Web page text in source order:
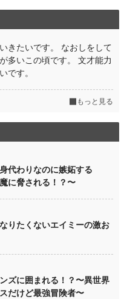
きたいです。 なおしをして
多いこの頃です。 文才能力
です。
もっと見る
代わりなのに嫉妬する
に脅される！？〜
りたくないエイミーの激お
ズに囲まれる！？〜異世界
だけど最強冒険者〜